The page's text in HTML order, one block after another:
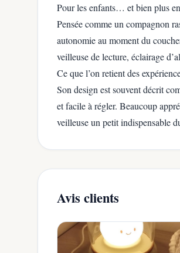
Pour les enfants… et bien plus
Pensée comme un compagnon
autonomie au moment du
veilleuse de lecture, éclairage
Ce que l’on retient des
Son design est souvent décrit
et facile à régler. Beaucoup
veilleuse un petit indispensable
Avis clients